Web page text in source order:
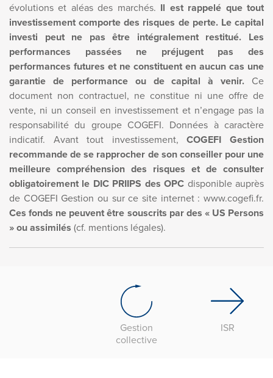
évolutions et aléas des marchés. Il est rappelé que tout
investissement comporte des risques de perte. Le capital
investi peut ne pas être intégralement restitué. Les
performances passées ne préjugent pas des
performances futures et ne constituent en aucun cas une
garantie de performance ou de capital à venir. Ce
document non contractuel, ne constitue ni une offre de
vente, ni un conseil en investissement et n’engage pas la
responsabilité du groupe COGEFI. Données à caractère
indicatif. Avant tout investissement,COGEFI Gestion
recommande de se rapprocher de son conseiller pour une
meilleure compréhension des risques et de consulter
obligatoirement le DIC PRIIPS des OPC disponible auprès
de COGEFI Gestion ou sur ce site internet : www.cogefi.fr.
Ces fonds ne peuvent être souscrits par des « US Persons
» ou assimilés (cf. mentions légales).
Gestion
collective
ISR